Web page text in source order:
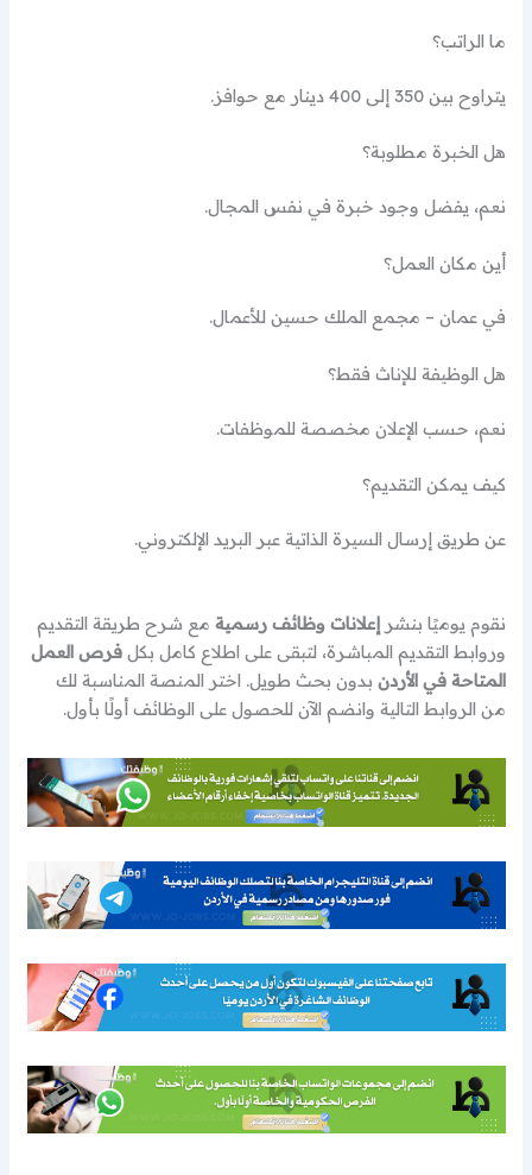
ما الراتب؟
يتراوح بين 350 إلى 400 دينار مع حوافز.
هل الخبرة مطلوبة؟
نعم، يفضل وجود خبرة في نفس المجال.
أين مكان العمل؟
في عمان – مجمع الملك حسين للأعمال.
هل الوظيفة للإناث فقط؟
نعم، حسب الإعلان مخصصة للموظفات.
كيف يمكن التقديم؟
عن طريق إرسال السيرة الذاتية عبر البريد الإلكتروني.
نقوم يوميًا بنشرإعلانات وظائف رسمية مع شرح طريقة التقديم
وروابط التقديم المباشرة، لتبقى على اطلاع كامل بكلفرص العمل
المتاحة في الأردن بدون بحث طويل. اختر المنصة المناسبة لك
من الروابط التالية وانضم الآن للحصول على الوظائف أولًا بأول.